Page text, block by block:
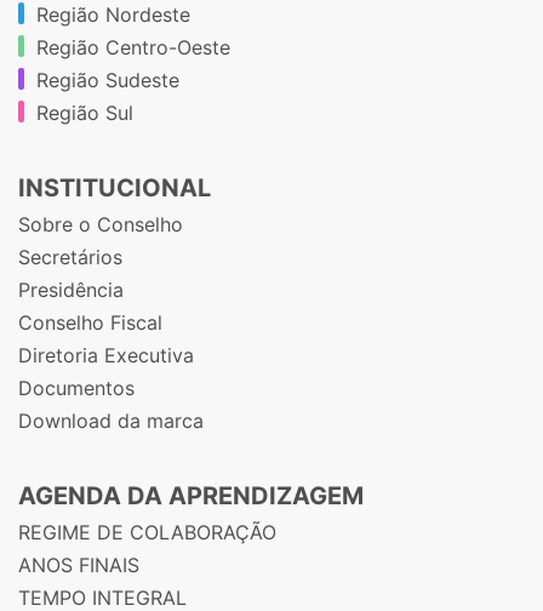
Região Nordeste
Região Centro-Oeste
Região Sudeste
Região Sul
INSTITUCIONAL
Sobre o Conselho
Secretários
Presidência
Conselho Fiscal
Diretoria Executiva
Documentos
Download da marca
AGENDA DA APRENDIZAGEM
REGIME DE COLABORAÇÃO
ANOS FINAIS
TEMPO INTEGRAL